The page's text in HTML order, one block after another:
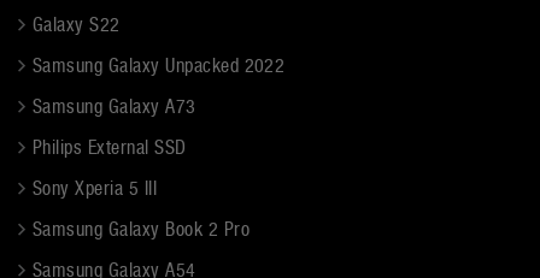
Galaxy S22
Samsung Galaxy Unpacked 2022
Samsung Galaxy A73
Philips External SSD
Sony Xperia 5 III
Samsung Galaxy Book 2 Pro
Samsung Galaxy A54